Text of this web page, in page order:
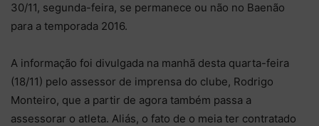
30/11, segunda-feira, se permanece ou não no Baenão
para a temporada 2016.
A informação foi divulgada na manhã desta quarta-feira
(18/11) pelo assessor de imprensa do clube, Rodrigo
Monteiro, que a partir de agora também passa a
assessorar o atleta. Aliás, o fato de o meia ter contratado